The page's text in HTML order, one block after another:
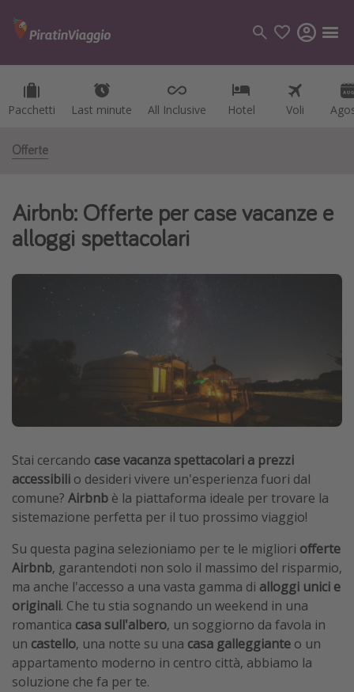
Pacchetti Last minute All Inclusive Hotel Voli
Pacchetti Last minute All Inclusive Hotel Voli
Categorie
Voli
Crociere
Tutte le destinazioni
Grecia
Egitto
Malta
Canarie
Capo Verde
Tipo di vacanza
Vacanze last minute
Vacanze all inclusive
Vacanze estate 2026
Vacanze di Pasqua 2026
Offerte
Airbnb: Offerte per case vacanze e
alloggi spettacolari
Stai cercando case vacanza spettacolari a prezzi
accessibili o desideri vivere un'esperienza fuori dal
comune? Airbnb è la piattaforma ideale per trovare la
sistemazione perfetta per il tuo prossimo viaggio!
Su questa pagina selezioniamo per te le migliori offerte
Airbnb, garantendoti non solo il massimo del risparmio,
ma anche l'accesso a una vasta gamma di alloggi unici e
originali. Che tu stia sognando un weekend in una
romantica casa sull'albero, un soggiorno da favola in
un castello, una notte su una casa galleggiante o un
appartamento moderno in centro città, abbiamo la
soluzione che fa per te.